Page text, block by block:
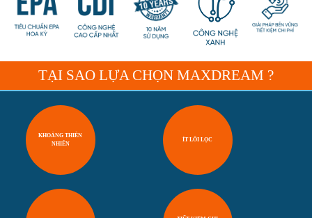
TẠI SAO LỰA CHỌN MAXDREAM ?
KHOÁNG THIÊN
NHIÊN
ÍT LÕI LỌC